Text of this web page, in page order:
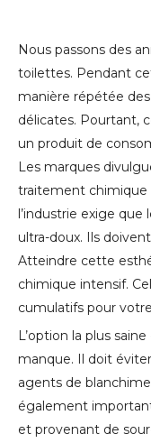
Nous passons des
toilettes. Pendant
manière répétée
délicates. Pourtant,
un produit de
Les marques
traitement chimique
l’industrie exige
ultra-doux. Ils
Atteindre cette
chimique intensif.
cumulatifs pour
L’option la plus
manque. Il doit
agents de
également
et provenant de